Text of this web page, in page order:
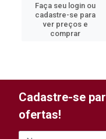
Faça seu login ou
cadastre-se para
ver preços e
comprar
Cadastre-se
ofertas!